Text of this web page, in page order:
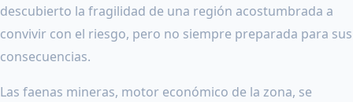
descubierto la fragilidad de una región acostumbrada a
convivir con el riesgo, pero no siempre preparada para sus
consecuencias.
Las faenas mineras, motor económico de la zona, se